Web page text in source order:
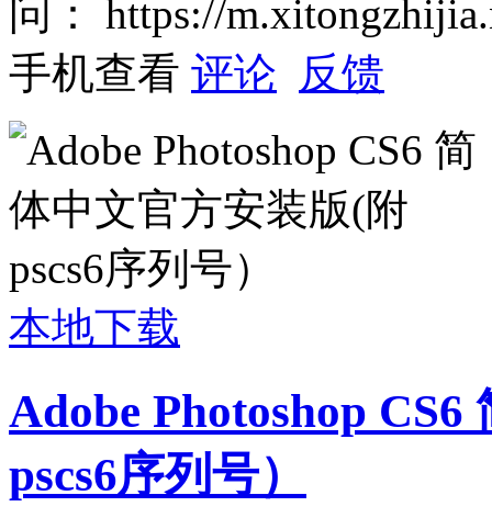
问：
https://
手机查看 评论 反馈
本地下载
Adobe Photoshop
pscs6序列号）